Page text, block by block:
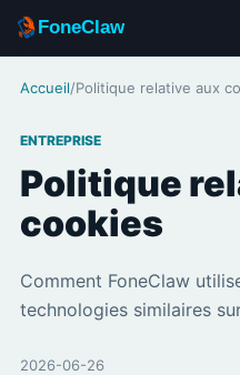
FoneClaw
Accueil/Politique relative aux
ENTREPRISE
Politique
cookies
Comment FoneClaw
technologies similaires
2026-06-26